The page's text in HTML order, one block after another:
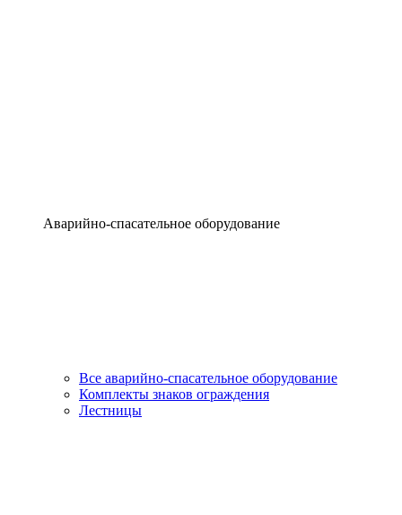
Аварийно-спасательное оборудование
Все аварийно-спасательное оборудование
Комплекты знаков ограждения
Лестницы